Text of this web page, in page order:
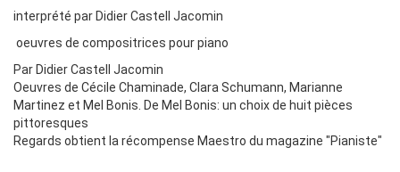
interprété par Didier Castell Jacomin
oeuvres de compositrices pour piano
Par Didier Castell Jacomin
Oeuvres de Cécile Chaminade, Clara Schumann, Marianne
Martinez et Mel Bonis. De Mel Bonis: un choix de huit pièces
pittoresques
Regards obtient la récompense Maestro du magazine "Pianiste"